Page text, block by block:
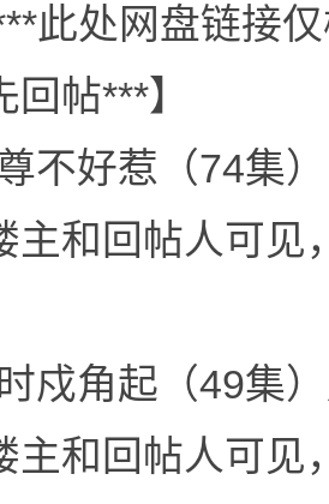
此处网盘链接
帖***】
不好惹（74集
主和回帖人可见
戍角起（49集
主和回帖人可见